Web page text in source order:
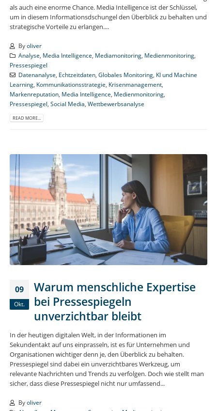
als auch eine enorme Chance. Media Intelligence ist der Schlüssel,
um in diesem Informationsdschungel den Überblick zu behalten und
strategische Vorteile zu erlangen....
Byoliver
Analyse Media Intelligence Mediamonitoring, Medienmonitoring,
Pressespiegel
Datenanalyse Echtzeitdaten, Globales Monitoring, KI und Machine
Learning Kommunikationsstrategie Krisenmanagement
Markenreputation Media Intelligence Medienmonitoring
Pressespiegel Social Media Wettbewerbsanalyse
READ MORE...
09
Okt.
Warum menschliche Expertise
bei Pressespiegeln
unverzichtbar bleibt
In der heutigen digitalen Welt, in der Informationen im
Sekundentakt auf uns einprasseln, ist es für Unternehmen und
Organisationen wichtiger denn je, den Überblick zu behalten.
Pressespiegel sind dabei ein unverzichtbares Werkzeug, um
relevante Nachrichten und Trends zu verfolgen. Doch wie stellt man
sicher, dass diese Pressespiegel nicht nur umfassend...
Byoliver